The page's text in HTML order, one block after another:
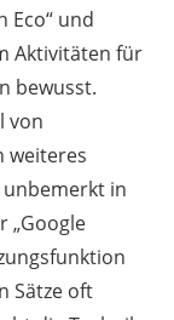
Eco“ und
Aktivitäten für
bewusst.
von
weiteres
unbemerkt in
„Google
Sätze oft